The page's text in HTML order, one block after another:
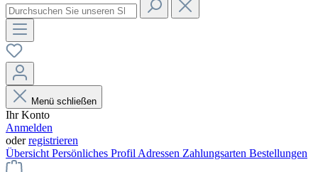
Menü schließen
Ihr Konto
Anmelden
oderregistrieren
Übersicht Persönliches Profil Adressen Zahlungsarten Bestellungen